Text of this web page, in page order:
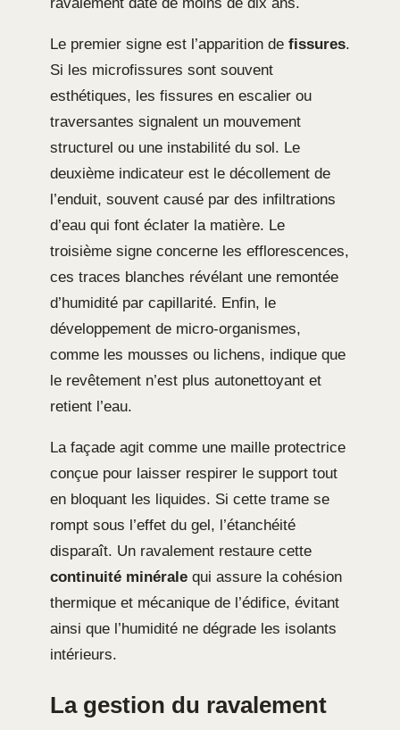
ravalement date de moins de dix ans.
Le premier signe est l’apparition de fissures.
Si les microfissures sont souvent
esthétiques, les fissures en escalier ou
traversantes signalent un mouvement
structurel ou une instabilité du sol. Le
deuxième indicateur est le décollement de
l’enduit, souvent causé par des infiltrations
d’eau qui font éclater la matière. Le
troisième signe concerne les efflorescences,
ces traces blanches révélant une remontée
d’humidité par capillarité. Enfin, le
développement de micro-organismes,
comme les mousses ou lichens, indique que
le revêtement n’est plus autonettoyant et
retient l’eau.
La façade agit comme une maille protectrice
conçue pour laisser respirer le support tout
en bloquant les liquides. Si cette trame se
rompt sous l’effet du gel, l’étanchéité
disparaît. Un ravalement restaure cette
continuité minérale qui assure la cohésion
thermique et mécanique de l’édifice, évitant
ainsi que l’humidité ne dégrade les isolants
intérieurs.
La gestion du ravalement